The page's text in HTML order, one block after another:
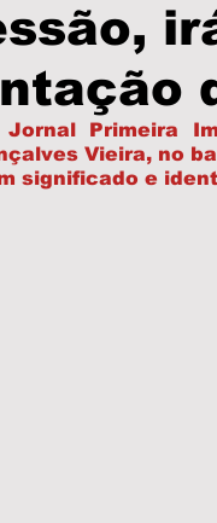
Polícia
Prefeitura
Primeira
Vieira, no
significado e